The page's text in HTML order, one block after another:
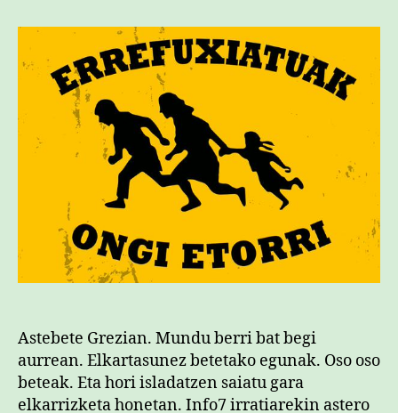
Astebete Grezian. Mundu berri bat begi
aurrean. Elkartasunez betetako egunak. Oso oso
beteak. Eta hori isladatzen saiatu gara
elkarrizketa honetan. Info7 irratiarekin astero